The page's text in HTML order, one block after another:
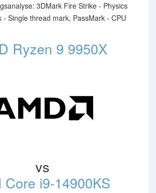
3DMark Fire Strike - Physics
- Single thread mark, PassMark - CPU
Ryzen 9 9950X
vs
Core i9-14900KS